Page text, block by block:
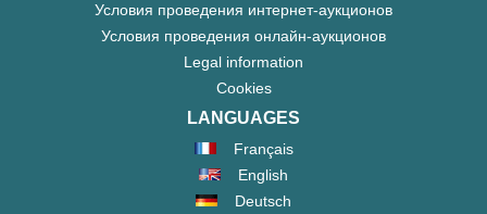
Условия проведения интернет-аукционов
Условия проведения онлайн-аукционов
Legal information
Cookies
LANGUAGES
Français
English
Deutsch